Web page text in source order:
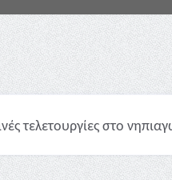
τελετουργίες στο